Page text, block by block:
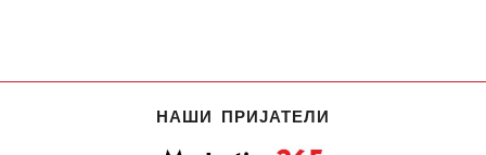
НАШИ ПРИЈАТЕЛИ